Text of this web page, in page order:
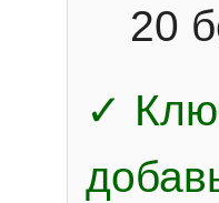
20
✓